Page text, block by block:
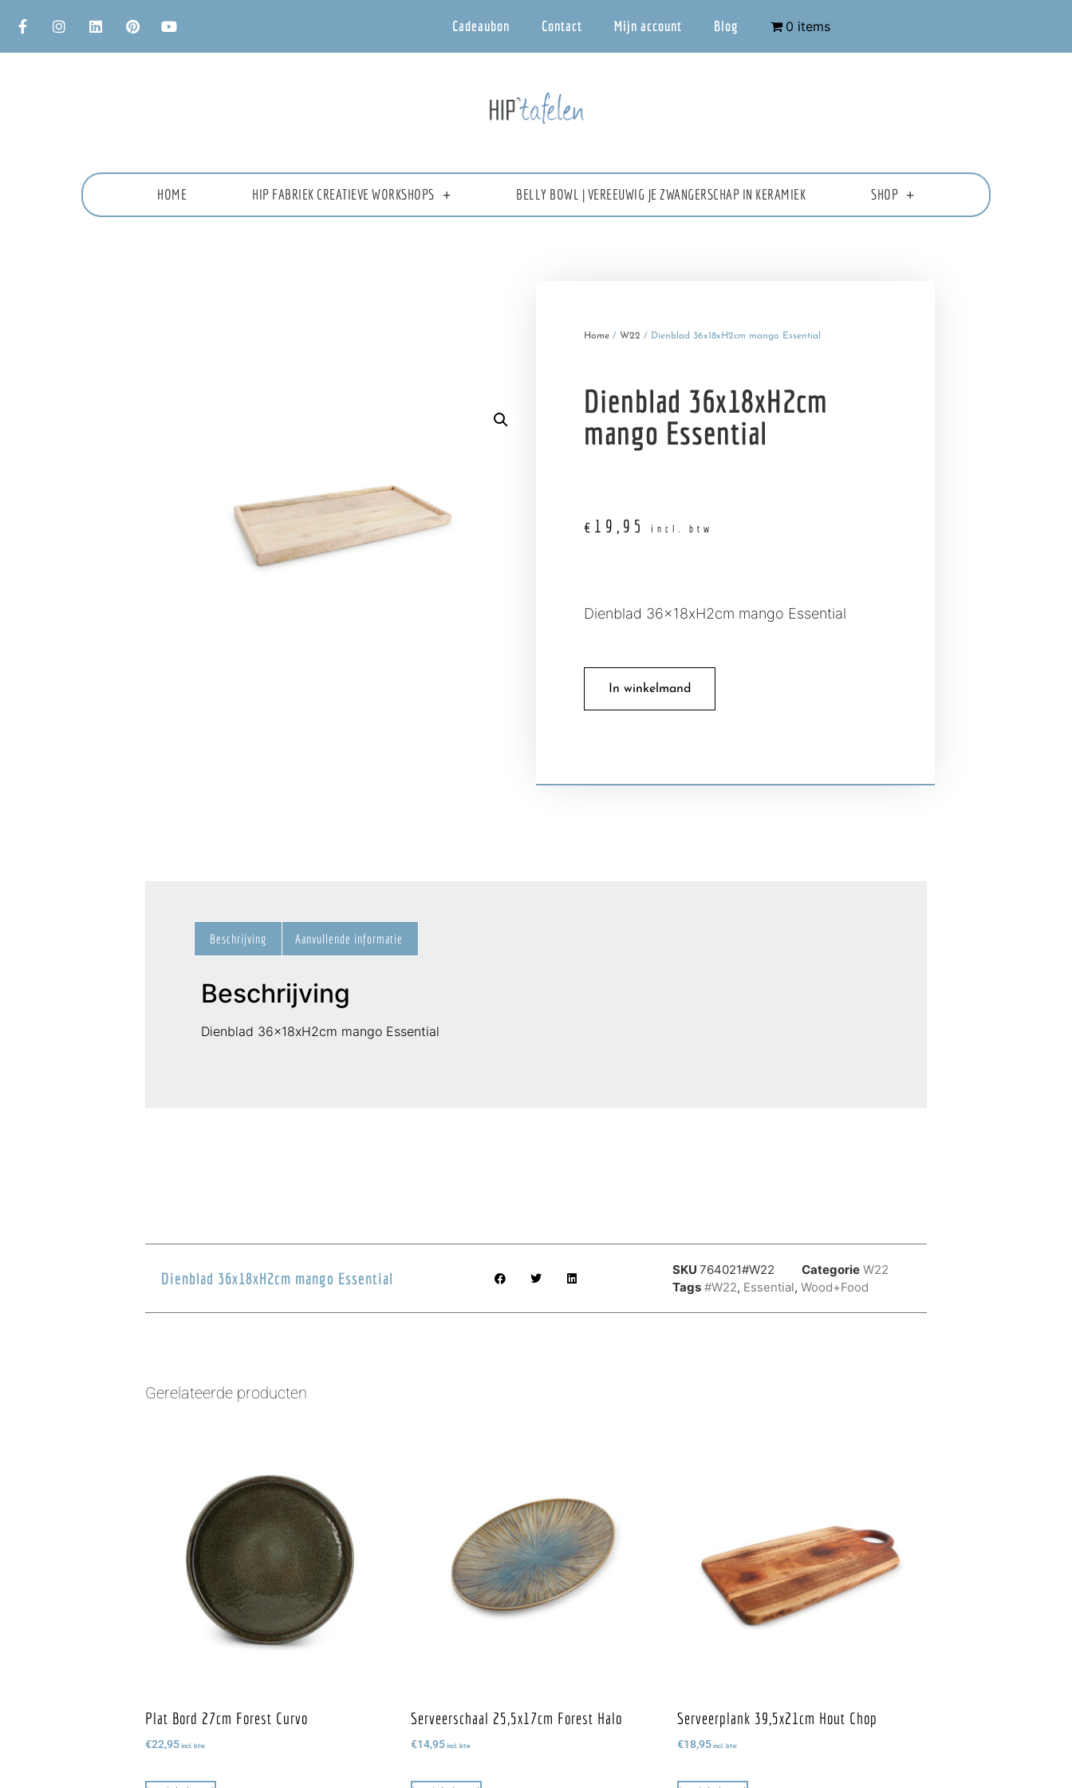
Cadeaubon Contact Mijn account Blog 0 items
HOME HIP FABRIEK CREATIEVE WORKSHOPS BELLY BOWL | VEREEUWIG JE ZWANGERSCHAP IN KERAMIEK SHOP
Home / W22 / Dienblad 36x18xH2cm mango Essential
Dienblad 36x18xH2cm
mango Essential
€ 19,95 incl. btw
Dienblad 36x18xH2cm mango Essential
In winkelmand
Beschrijving Aanvullende informatie
Beschrijving
Dienblad 36x18xH2cm mango Essential
Dienblad 36x18xH2cm mango Essential SKU 764021#W22 Categorie W22
Tags #W22, Essential, Wood+Food
Gerelateerde producten
Plat Bord 27cm Forest Curvo
€22,95 incl. btw
Serveerschaal 25,5x17cm Forest Halo
€14,95 incl. btw
Serveerplank 39,5x21cm Hout Chop
€18,95incl. btw